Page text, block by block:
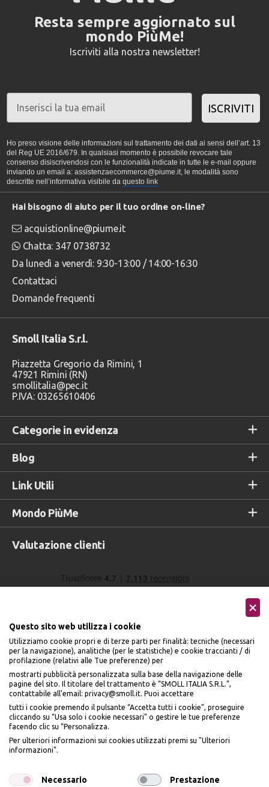
Resta sempre aggiornato sul
mondo PiùMe!
Iscriviti alla nostra newsletter!
ISCRIVITI
Ho preso visione delle informazioni sul trattamento dei dati ai sensi dell’art. 13
del Reg UE 2016/679. In qualsiasi momento è possibile revocare tale
consenso disiscrivendosi con le funzionalità indicate in tutte le e-mail oppure
inviando un email a: assistenzaecommerce@piume.it, le modalità sono
descritte nell’informativa visibile da questo link
Categorie in evidenza
Blog
Link Utili
Mondo PiùMe
Hai bisogno di aiuto per il tuo ordine on-line?
acquistionline@piume.it
Chatta: 347 0738732
Da lunedì a venerdì: 9:30-13:00 / 14:00-16:30
Contattaci
Domande frequenti
Smoll Italia S.r.l.
Piazzetta Gregorio da Rimini, 1
47921 Rimini (RN)
smollitalia@pec.it
P.IVA: 03265610406
Valutazione clienti
Accettiamo
Seguici sui social
Questo sito web utilizza i cookie
Utilizziamo cookie propri e di terze parti per finalità: tecniche (necessari
per la navigazione), analitiche (per le statistiche) e cookie traccianti / di
profilazione (relativi alle Tue preferenze) per
mostrarti pubblicità personalizzata sulla base della navigazione delle
pagine del sito. Il titolare del trattamento è “SMOLL ITALIA S.R.L.”,
contattabile all'email: privacy@smoll.it. Puoi accettare
tutti i cookie premendo il pulsante “Accetta tutti i cookie”, proseguire
cliccando su “Usa solo i cookie necessari" o gestire le tue preferenze
facendo clic su “Personalizza.
Per ulteriori informazioni sui cookies utilizzati premi su "Ulteriori
informazioni".
Necessario Prestazione
BENVENUTO DA
PIÙME
IL10% DI SCONTO